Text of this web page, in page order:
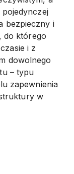
bezpieczny i
do którego
i z
dowolnego
– typu
zapewnienia
w